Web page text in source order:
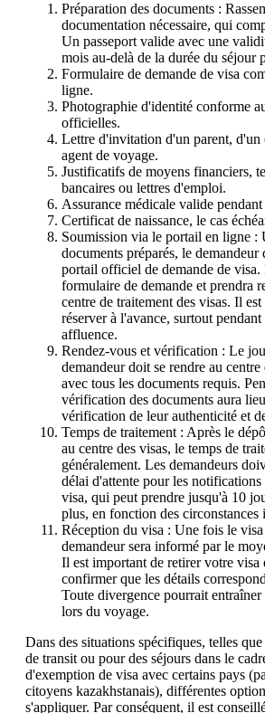
Préparation des documents :
documentation nécessaire, qui
Un passeport valide avec une
mois au-delà de la durée du séjour
Formulaire de demande de visa
ligne.
Photographie d'identité conforme
officielles.
Lettre d'invitation d'un parent, d'un
agent de voyage.
Justificatifs de moyens financiers,
bancaires ou lettres d'emploi.
Assurance médicale valide
Certificat de naissance, le cas
Soumission via le portail en ligne :
documents préparés, le demandeur
portail officiel de demande de
formulaire de demande et prendra
centre de traitement des visas. Il
réserver à l'avance, surtout
affluence.
Rendez-vous et vérification : Le
demandeur doit se rendre au
avec tous les documents requis.
vérification des documents aura
vérification de leur authenticité et
Temps de traitement : Après le
au centre des visas, le temps de
généralement. Les demandeurs
délai d'attente pour les
visa, qui peut prendre jusqu'à 10
plus, en fonction des circonstances
Réception du visa : Une fois le
demandeur sera informé par le
Il est important de retirer votre visa
confirmer que les détails
Toute divergence pourrait
lors du voyage.
Dans des situations spécifiques, telles
de transit ou pour des séjours dans le
d'exemption de visa avec certains pays
citoyens kazakhstanais), différentes
s'appliquer. Par conséquent, il est